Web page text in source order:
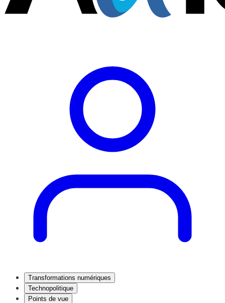
Transformations numériques
Technopolitique
Points de vue